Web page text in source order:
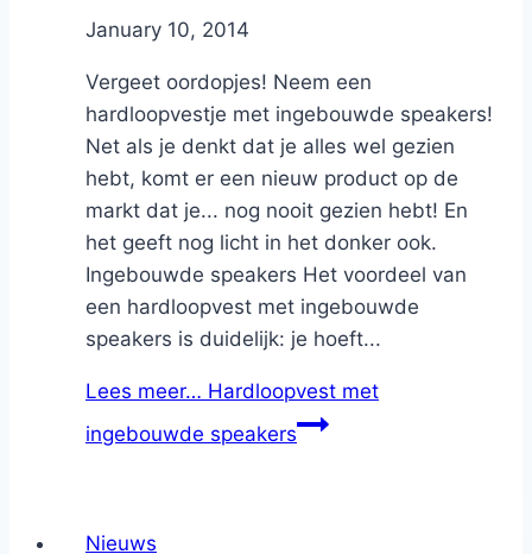
ByNicole
January 10, 2014
Vergeet oordopjes! Neem een
hardloopvestje met ingebouwde speakers!
Net als je denkt dat je alles wel gezien
hebt, komt er een nieuw product op de
markt dat je... nog nooit gezien hebt! En
het geeft nog licht in het donker ook.
Ingebouwde speakers Het voordeel van
een hardloopvest met ingebouwde
speakers is duidelijk: je hoeft...
Lees meer… Hardloopvest met
ingebouwde speakers
Nieuws